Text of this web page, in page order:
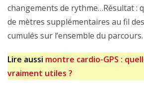
changements de rythme…Résultat :
de mètres supplémentaires au fil
cumulés sur l’ensemble du parcours.
Lire aussi montre cardio-GPS :
vraiment utiles ?